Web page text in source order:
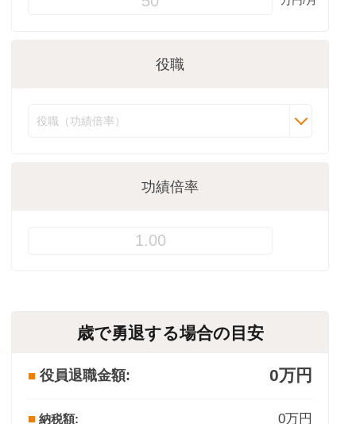
役職
功績倍率
歳で勇退する場合の目安
役員退職金額 0万円
納税額 0万円